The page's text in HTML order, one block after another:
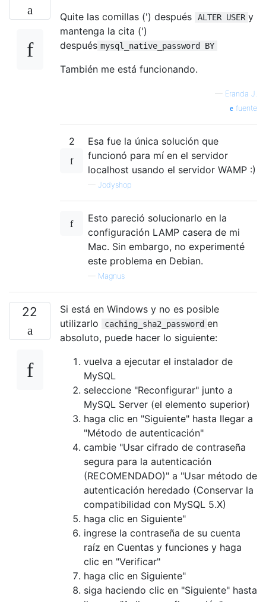
Quite las comillas (') después ALTER USER y
mantenga la cita (')
después mysql_native_password BY
También me está funcionando.
— Eranda J.
fuente
2
Esa fue la única solución que
funcionó para mí en el servidor
localhost usando el servidor WAMP :)
— Jodyshop
Esto pareció solucionarlo en la
configuración LAMP casera de mi
Mac. Sin embargo, no experimenté
este problema en Debian.
— Magnus
22
Si está en Windows y no es posible
utilizarlo
caching_sha2_password en
absoluto, puede hacer lo siguiente:
vuelva a ejecutar el instalador de
MySQL
seleccione "Reconfigurar" junto a
MySQL Server (el elemento superior)
haga clic en "Siguiente" hasta llegar a
"Método de autenticación"
cambie "Usar cifrado de contraseña
segura para la autenticación
(RECOMENDADO)" a "Usar método de
autenticación heredado (Conservar la
compatibilidad con MySQL 5.X)
haga clic en Siguiente"
ingrese la contraseña de su cuenta
raíz en Cuentas y funciones y haga
clic en "Verificar"
haga clic en Siguiente"
siga haciendo clic en "Siguiente" hasta